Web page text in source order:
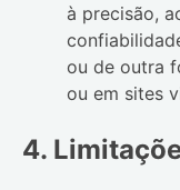
à precisão,
ou de outra
ou em sites
4.